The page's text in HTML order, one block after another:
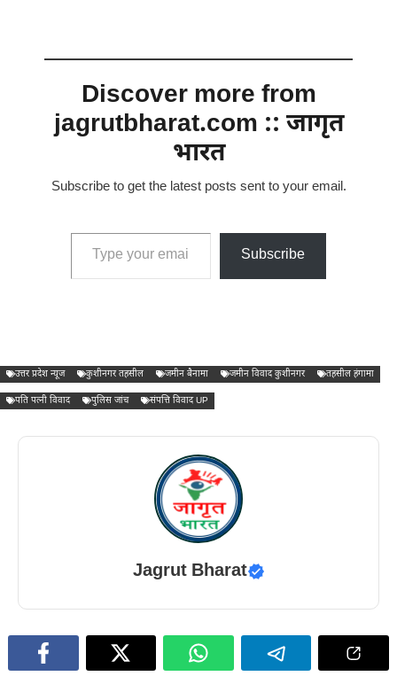
Discover more from
jagrutbharat.com :: जागृत
भारत
Subscribe to get the latest posts sent to your email.
Type your email…
Subscribe
उत्तर प्रदेश न्यूज कुशीनगर तहसील जमीन बैनामा जमीन विवाद कुशीनगर तहसील हंगामा
पति पत्नी विवाद पुलिस जांच संपत्ति विवाद UP
Jagrut Bharat